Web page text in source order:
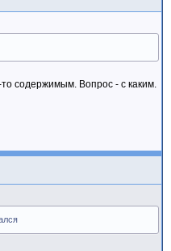
содержимым. Вопрос - с каким.